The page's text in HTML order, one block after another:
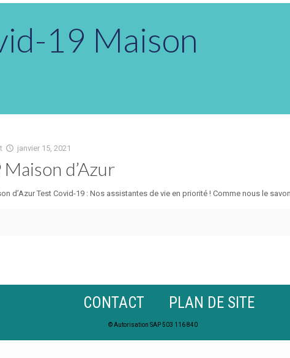
19 Maison
janvier 15, 2021
d’Azur
d’Azur Test Covid-19 : Nos assistantes de vie en priorité ! Comme nous le
CONTACT PLAN DE SITE
© Autorisation SAP 503 116 840